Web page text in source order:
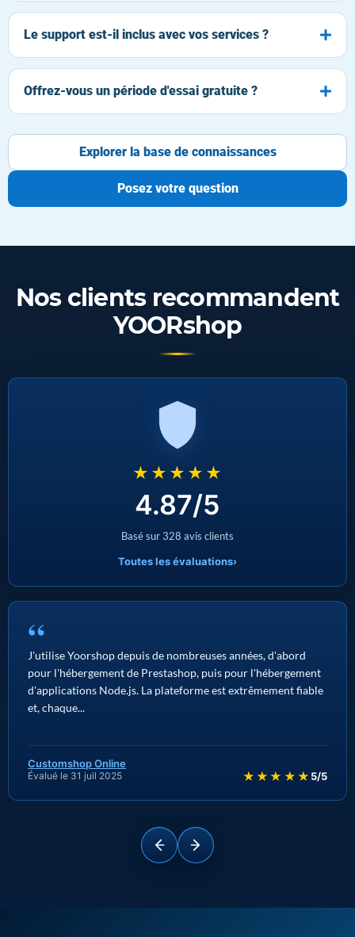
Le support est-il inclus avec vos services ?
Offrez-vous un période d'essai gratuite ?
Explorer la base de connaissances
Posez votre question
Nos clients recommandent
YOORshop
★★★★★
4.87/5
Basé sur 328 avis clients
Toutes les évaluations›
“
J'utilise Yoorshop depuis de nombreuses années, d'abord
pour l'hébergement de Prestashop, puis pour l'hébergement
d'applications Node.js. La plateforme est extrêmement fiable
et, chaque...
Customshop Online
Évalué le 31 juil 2025 ★★★★★ 5/5